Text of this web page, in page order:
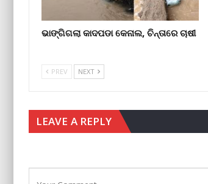
ଭାଙ୍ଗିଗଲା କାଦପଡା କେନାଲ, ଚିନ୍ତାରେ ଚାଷୀ
PREV NEXT
LEAVE A REPLY